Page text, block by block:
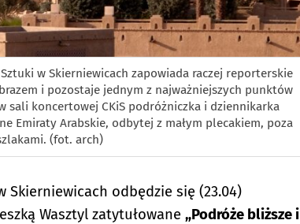
w Skierniewicach zapowiada raczej reporterskie
i pozostaje jednym z najważniejszych punktów
sali koncertowej CKiS podróżniczka i dziennikarka
Emiraty Arabskie, odbytej z małym plecakiem, poza
(fot. arch)
odbędzie się (23.04)
Wasztyl zatytułowane „Podróże bliższe i